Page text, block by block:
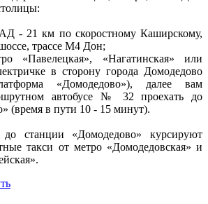
- 21 км по скоростному Каширскому,
трассе М4 Дон;
«Павелецкая», «Нагатинская» или
в сторону города Домодедово
«Домодедово»), далее вам
автобусе № 32 проехать до
(время в пути 10 - 15 минут).
станции «Домодедово» курсируют
такси от метро «Домодедовская» и